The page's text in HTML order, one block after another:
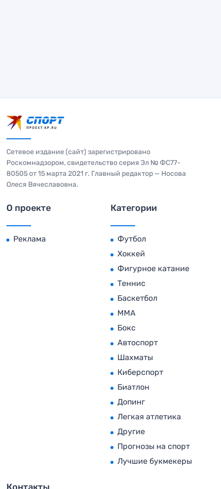
Сетевое издание (сайт) зарегистрировано
Роскомнадзором, свидетельство серия Эл № ФС77-
80505 от 15 марта 2021 г. Главный редактор — Носова
Олеся Вячеславовна.
О проекте
Реклама
Категории
Футбол
Хоккей
Фигурное катание
Теннис
Баскетбол
MMA
Бокс
Автоспорт
Шахматы
Киберспорт
Биатлон
Допинг
Легкая атлетика
Другие
Прогнозы на спорт
Лучшие букмекеры